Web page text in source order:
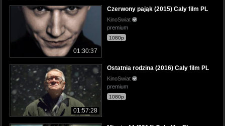
01:30:37
Czerwony pająk (2015) Cały film PL
KinoSwiat
premium
1080p
01:57:28
Ostatnia rodzina (2016) Cały film PL
KinoSwiat
premium
1080p